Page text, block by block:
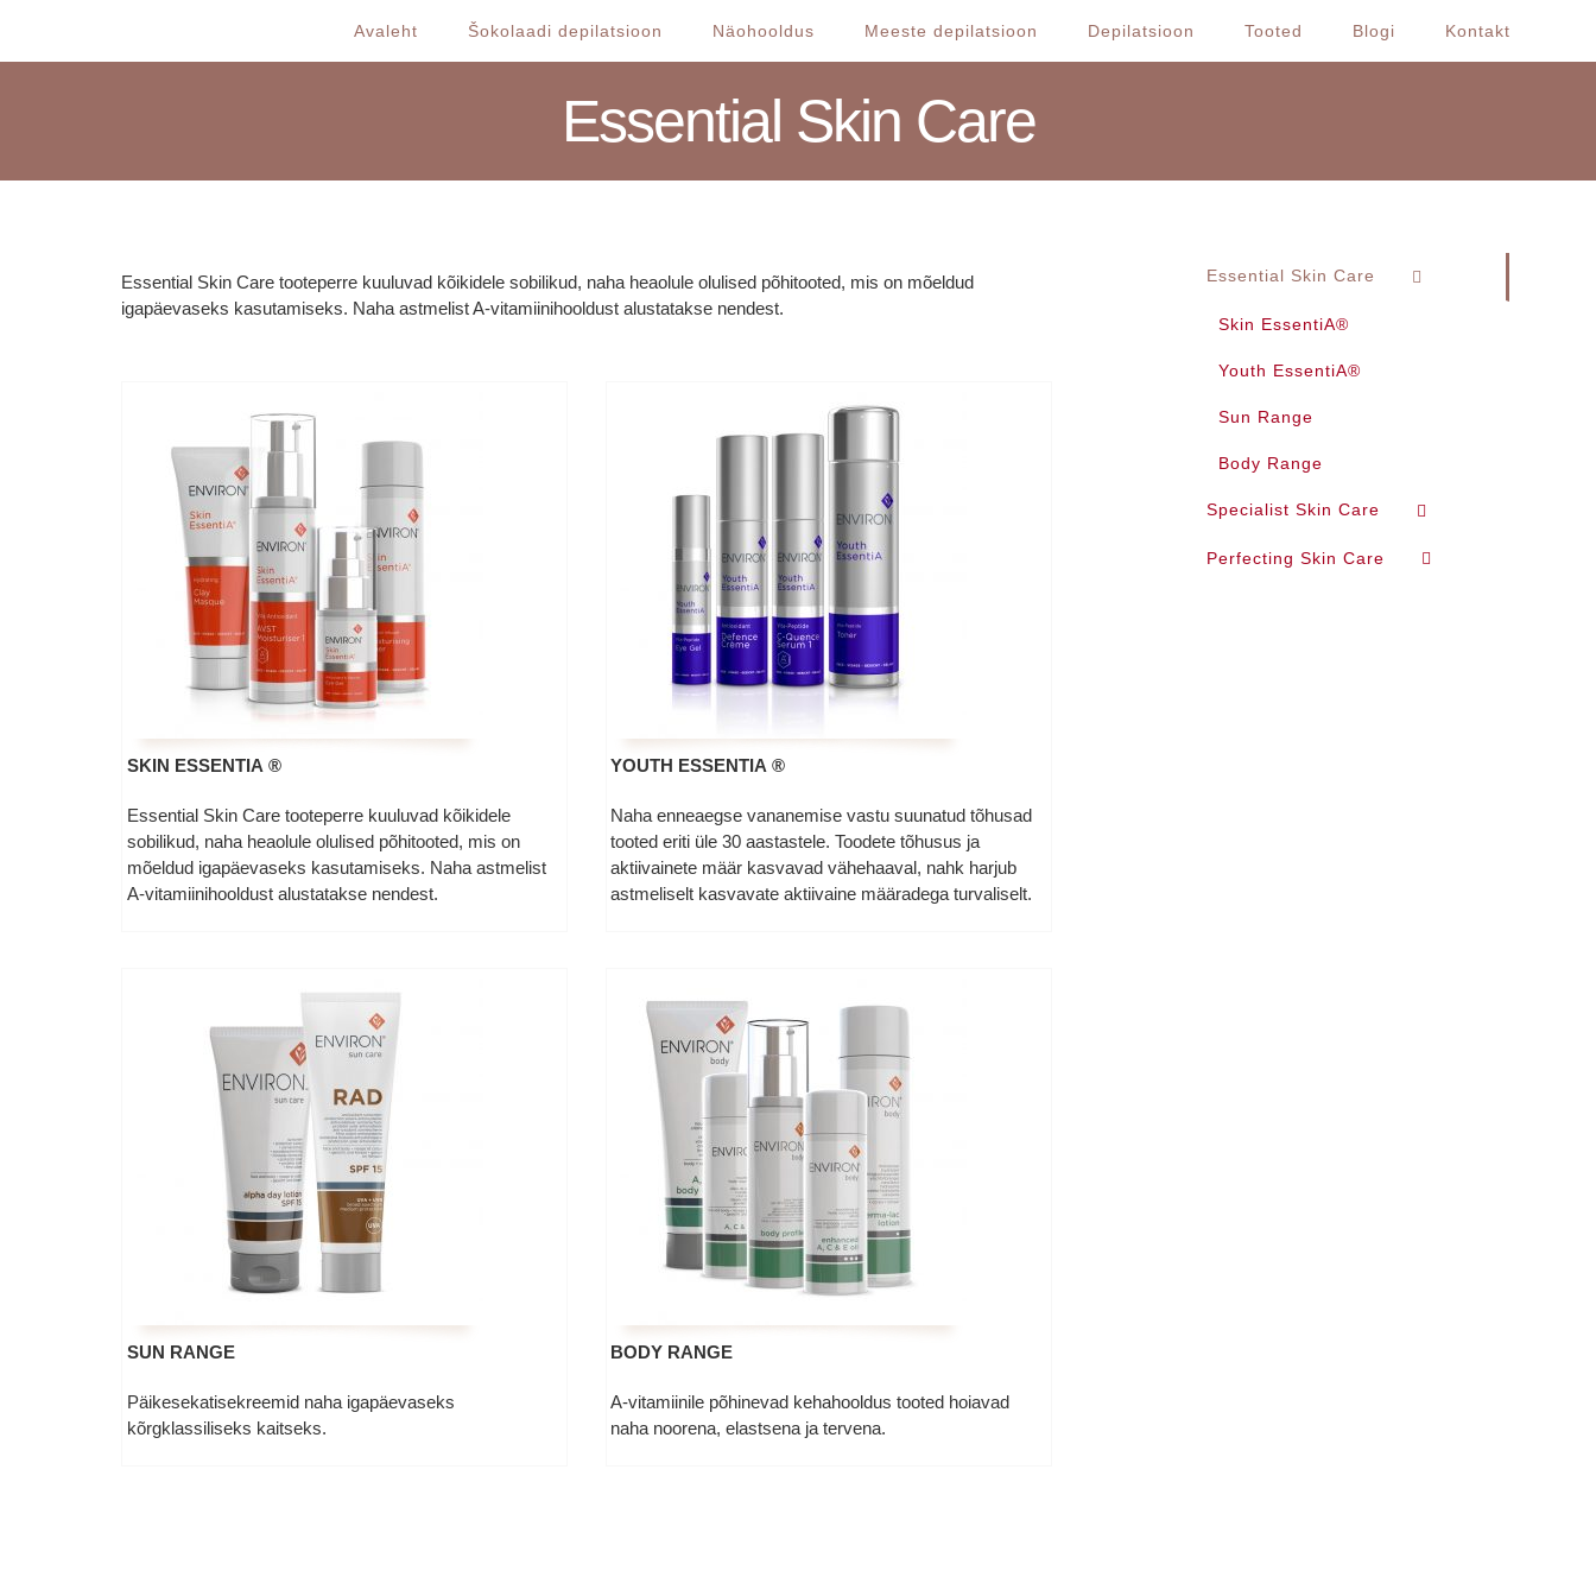
content
Avaleht Šokolaadi depilatsioon Näohooldus Meeste depilatsioon Depilatsioon Tooted Blogi Kontakt
Essential Skin Care
Essential Skin Care tooteperre kuuluvad kõikidele sobilikud, naha heaolule olulised põhitooted, mis on mõeldud
igapäevaseks kasutamiseks. Naha astmelist A-vitamiinihooldust alustatakse nendest.
SKIN ESSENTIA ®
Essential Skin Care tooteperre kuuluvad kõikidele
sobilikud, naha heaolule olulised põhitooted, mis on
mõeldud igapäevaseks kasutamiseks. Naha astmelist
A-vitamiinihooldust alustatakse nendest.
YOUTH ESSENTIA ®
Naha enneaegse vananemise vastu suunatud tõhusad
tooted eriti üle 30 aastastele. Toodete tõhusus ja
aktiivainete määr kasvavad vähehaaval, nahk harjub
astmeliselt kasvavate aktiivaine määradega turvaliselt.
SUN RANGE
Päikesekatisekreemid naha igapäevaseks
kõrgklassiliseks kaitseks.
BODY RANGE
A-vitamiinile põhinevad kehahooldus tooted hoiavad
naha noorena, elastsena ja tervena.
Essential Skin Care
Skin EssentiA®
Youth EssentiA®
Sun Range
Body Range
Specialist Skin Care
Perfecting Skin Care